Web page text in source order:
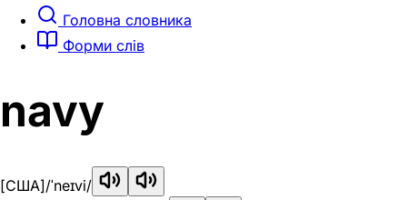
Головна словника
Форми слів
navy
[США]/ˈneɪvi/